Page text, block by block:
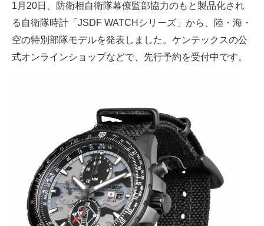
メディア
スマホと通信の最新トレンド
進化するPCとデバイスの未来
好きが集まる 比べて選べる
ビジネスと働き方のヒント
AI活用のいまが分かる
1月20日、防衛相自衛隊幕僚監部協力のもと製品化され
る自衛隊時計「JSDF WATCHシリーズ」から、陸・海・
空の特別部隊モデルを発表しました。ケンテックスの公
式オンラインショップなどで、先行予約を受付中です。